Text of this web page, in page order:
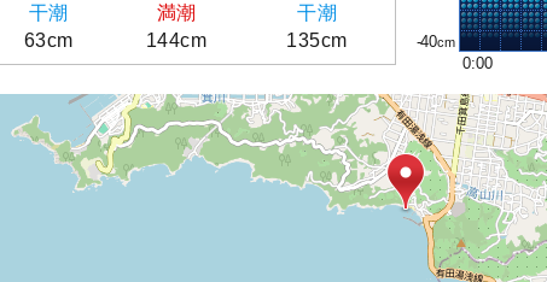
干潮 満潮
干潮
63cm
144cm 135cm
-40
0:00